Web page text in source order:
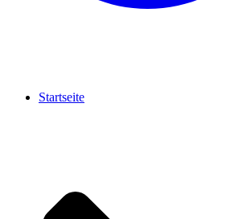
Startseite